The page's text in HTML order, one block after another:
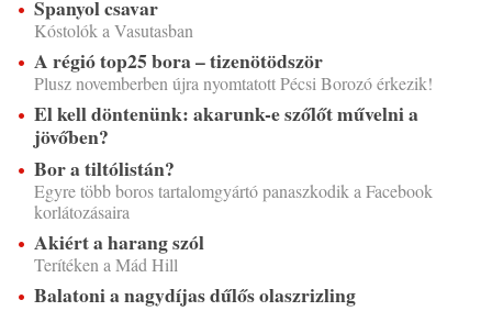
Spanyol csavar
Kóstolók a Vasutasban
A régió top25 bora – tizenötödször
Plusz novemberben újra nyomtatott Pécsi Borozó érkezik!
El kell döntenünk: akarunk-e szőlőt művelni a
jövőben?
Bor a tiltólistán?
Egyre több boros tartalomgyártó panaszkodik a Facebook
korlátozásaira
Akiért a harang szól
Terítéken a Mád Hill
Balatoni a nagydíjas dűlős olaszrizling